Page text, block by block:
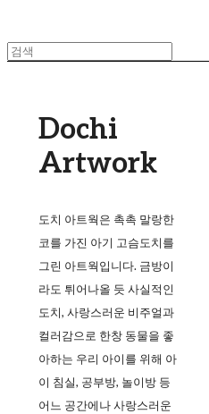
Dochi
Artwork
도치 아트웍은 촉촉 말랑한
코를 가진 아기 고슴도치를
그린 아트웍입니다. 금방이
라도 튀어나올 듯 사실적인
도치, 사랑스러운 비주얼과
컬러감으로 한창 동물을 좋
아하는 우리 아이를 위해 아
이 침실, 공부방, 놀이방 등
어느 공간에나 사랑스러운